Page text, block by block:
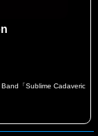
「Sublime Cadaveric